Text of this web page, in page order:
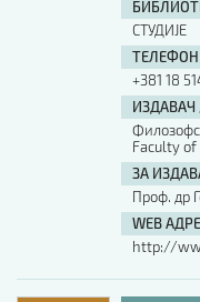
АУТОР / AUTHOR
СТУДИЈЕ
ТЕЛЕФОН
+381 18
ИЗДАВАЧ
Faculty
ЗА
Проф. др
WEB
http://